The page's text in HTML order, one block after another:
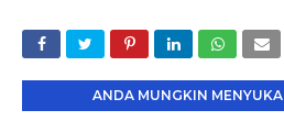
ANDA MUNGKIN